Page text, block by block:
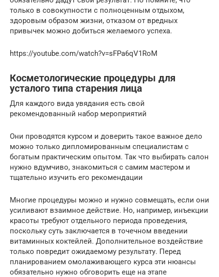
только в совокупности с полноценным отдыхом,
здоровым образом жизни, отказом от вредных
привычек можно добиться желаемого успеха.
https://youtube.com/watch?v=sFPa6qV1RoM
Косметологические процедуры для
усталого типа старения лица
Для каждого вида увядания есть свой
рекомендованный набор мероприятий
Они проводятся курсом и доверить такое важное дело
можно только дипломированным специалистам с
богатым практическим опытом. Так что выбирать салон
нужно вдумчиво, знакомиться с самим мастером и
тщательно изучить его рекомендации
Многие процедуры можно и нужно совмещать, если они
усиливают взаимное действие. Но, например, инъекции
красоты требуют отдельного периода проведения,
поскольку суть заключается в точечном введении
витаминных коктейлей. Дополнительное воздействие
только повредит ожидаемому результату. Перед
планированием омолаживающего курса эти нюансы
обязательно нужно обговорить еще на этапе